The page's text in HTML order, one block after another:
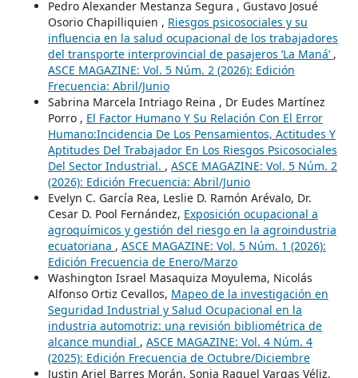
Pedro Alexander Mestanza Segura , Gustavo Josué
Osorio Chapilliquien , Riesgos psicosociales y su
influencia en la salud ocupacional de los trabajadores
del transporte interprovincial de pasajeros ‘La Maná’ ,
ASCE MAGAZINE: Vol. 5 Núm. 2 (2026): Edición
Frecuencia: Abril/Junio
Sabrina Marcela Intriago Reina , Dr Eudes Martínez
Porro , El Factor Humano Y Su Relación Con El Error
Humano:Incidencia De Los Pensamientos, Actitudes Y
Aptitudes Del Trabajador En Los Riesgos Psicosociales
Del Sector Industrial. , ASCE MAGAZINE: Vol. 5 Núm. 2
(2026): Edición Frecuencia: Abril/Junio
Evelyn C. García Rea, Leslie D. Ramón Arévalo, Dr.
Cesar D. Pool Fernández, Exposición ocupacional a
agroquímicos y gestión del riesgo en la agroindustria
ecuatoriana , ASCE MAGAZINE: Vol. 5 Núm. 1 (2026):
Edición Frecuencia de Enero/Marzo
Washington Israel Masaquiza Moyulema, Nicolás
Alfonso Ortiz Cevallos, Mapeo de la investigación en
Seguridad Industrial y Salud Ocupacional en la
industria automotriz: una revisión bibliométrica de
alcance mundial , ASCE MAGAZINE: Vol. 4 Núm. 4
(2025): Edición Frecuencia de Octubre/Diciembre
Justin Ariel Barres Morán, Sonia Raquel Vargas Véliz,